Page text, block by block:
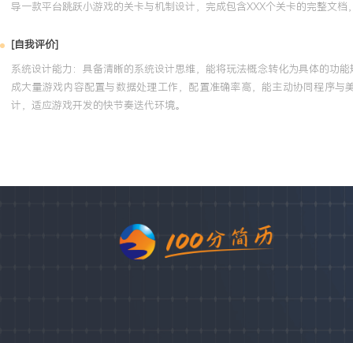
导一款平台跳跃小游戏的关卡与机制设计，完成包含XXX个关卡的完整文档
[自我评价]
系统设计能力：具备清晰的系统设计思维，能将玩法概念转化为具体的功
成大量游戏内容配置与数据处理工作，配置准确率高，能主动协同程序
计，适应游戏开发的快节奏迭代环境。